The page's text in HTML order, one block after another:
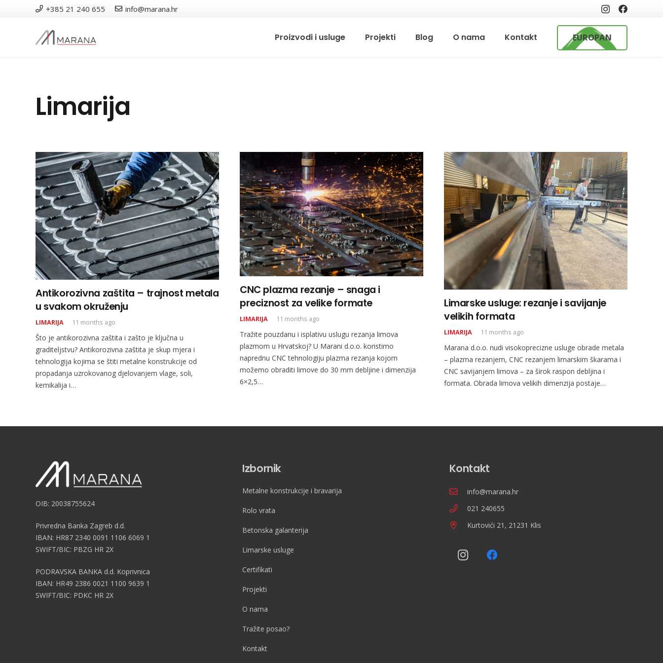
+385 21 240 655 info@marana.hr
Proizvodi i usluge Projekti Blog O nama Kontakt EUROPAN
Limarija
Antikorozivna zaštita – trajnost metala
u svakom okruženju
LIMARIJA 11 months ago
Što je antikorozivna zaštita i zašto je ključna u
graditeljstvu? Antikorozivna zaštita je skup mjera i
tehnologija kojima se štiti metalne konstrukcije od
propadanja uzrokovanog djelovanjem vlage, soli,
kemikalija i…
CNC plazma rezanje – snaga i
preciznost za velike formate
LIMARIJA 11 months ago
Tražite pouzdanu i isplativu uslugu rezanja limova
plazmom u Hrvatskoj? U Marani d.o.o. koristimo
naprednu CNC tehnologiju plazma rezanja kojom
možemo obraditi limove do 30 mm debljine i dimenzija
6×2,5…
Limarske usluge: rezanje i savijanje
velikih formata
LIMARIJA 11 months ago
Marana d.o.o. nudi visokoprecizne usluge obrade metala
– plazma rezanjem, CNC rezanjem limarskim škarama i
CNC savijanjem limova – za širok raspon debljina i
formata. Obrada limova velikih dimenzija postaje…
OIB: 20038755624
Privredna Banka Zagreb d.d.
IBAN: HR87 2340 0091 1106 6069 1
SWIFT/BIC: PBZG HR 2X
PODRAVSKA BANKA d.d. Koprivnica
IBAN: HR49 2386 0021 1100 9639 1
SWIFT/BIC: PDKC HR 2X
Izbornik
Metalne konstrukcije i bravarija
Rolo vrata
Betonska galanterija
Limarske usluge
Certifikati
Projekti
O nama
Tražite posao?
Kontakt
Kontakt
info@marana.hr
021 240655
Kurtovići 21, 21231 Klis